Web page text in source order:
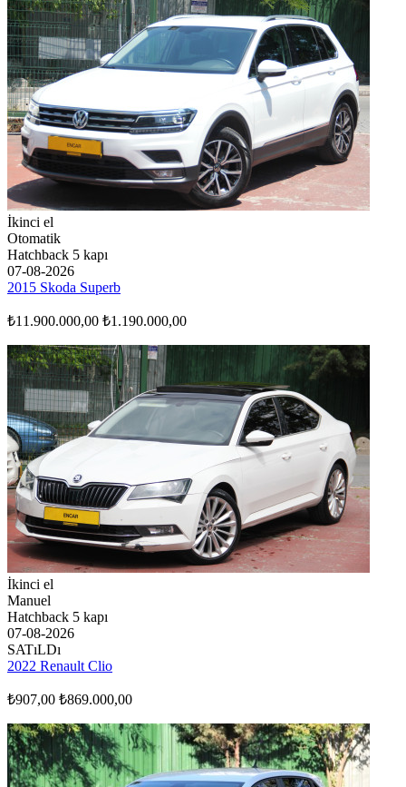
İkinci el
Otomatik
Hatchback 5 kapı
07-08-2026
2015 Skoda Superb
₺11.900.000,00 ₺1.190.000,00
İkinci el
Manuel
Hatchback 5 kapı
07-08-2026
SATıLDı
2022 Renault Clio
₺907,00 ₺869.000,00